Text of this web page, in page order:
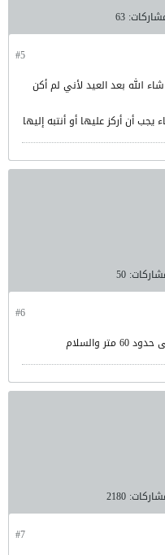
63
#5
الله بعد العيد لأني لم أكن
أن أركز عليها أو أنتبه إليها
50
#6
والسلام
2180
#7